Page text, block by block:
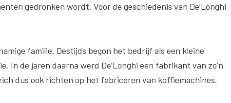
gedronken wordt. Voor de geschiedenis van De’Longhi
familie. Destijds begon het bedrijf als een kleine
de jaren daarna werd De’Longhi een fabrikant van zo’n
dus ook richten op het fabriceren van koffiemachines.